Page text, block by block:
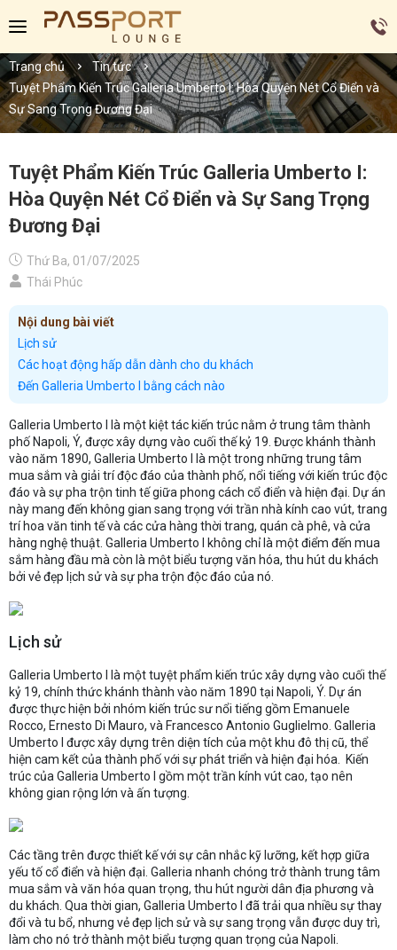
Trang chủ
Tin tức
Tuyệt Phẩm Kiến Trúc Galleria Umberto I: Hòa Quyện Nét Cổ Điển và
Sự Sang Trọng Đương Đại
Tuyệt Phẩm Kiến Trúc Galleria Umberto I:
Hòa Quyện Nét Cổ Điển và Sự Sang Trọng
Đương Đại
Thứ Ba, 01/07/2025
Thái Phúc
Nội dung bài viết
Lịch sử
Các hoạt động hấp dẫn dành cho du khách
Đến Galleria Umberto I bằng cách nào
Galleria Umberto I là một kiệt tác kiến trúc nằm ở trung tâm thành
phố Napoli, Ý, được xây dựng vào cuối thế kỷ 19. Được khánh thành
vào năm 1890, Galleria Umberto I là một trong những trung tâm
mua sắm và giải trí độc đáo của thành phố, nổi tiếng với kiến trúc độc
đáo và sự pha trộn tinh tế giữa phong cách cổ điển và hiện đại. Dự án
này mang đến không gian sang trọng với trần nhà kính cao vút, trang
trí hoa văn tinh tế và các cửa hàng thời trang, quán cà phê, và cửa
hàng nghệ thuật. Galleria Umberto I không chỉ là một điểm đến mua
sắm hàng đầu mà còn là một biểu tượng văn hóa, thu hút du khách
bởi vẻ đẹp lịch sử và sự pha trộn độc đáo của nó.
Lịch sử
Galleria Umberto I là một tuyệt phẩm kiến trúc xây dựng vào cuối thế
kỷ 19, chính thức khánh thành vào năm 1890 tại Napoli, Ý. Dự án
được thực hiện bởi nhóm kiến trúc sư nổi tiếng gồm Emanuele
Rocco, Ernesto Di Mauro, và Francesco Antonio Guglielmo. Galleria
Umberto I được xây dựng trên diện tích của một khu đô thị cũ, thể
hiện cam kết của thành phố với sự phát triển và hiện đại hóa. Kiến
trúc của Galleria Umberto I gồm một trần kính vút cao, tạo nên
không gian rộng lớn và ấn tượng.
Các tầng trên được thiết kế với sự cân nhắc kỹ lưỡng, kết hợp giữa
yếu tố cổ điển và hiện đại. Galleria nhanh chóng trở thành trung tâm
mua sắm và văn hóa quan trọng, thu hút người dân địa phương và
du khách. Qua thời gian, Galleria Umberto I đã trải qua nhiều sự thay
đổi và tu bổ, nhưng vẻ đẹp lịch sử và sự sang trọng vẫn được duy trì,
làm cho nó trở thành một biểu tượng quan trọng của Napoli.